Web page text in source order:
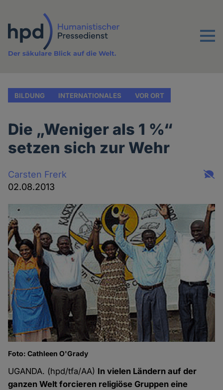
Inhalt
Menu
Der säkulare Blick auf die Welt.
BILDUNG INTERNATIONALES VOR ORT
Die „Weniger als 1 %“
setzen sich zur Wehr
Carsten Frerk
02.08.2013
Foto: Cathleen O'Grady
UGANDA. (hpd/tfa/AA) In vielen Ländern auf der
ganzen Welt forcieren religiöse Gruppen eine